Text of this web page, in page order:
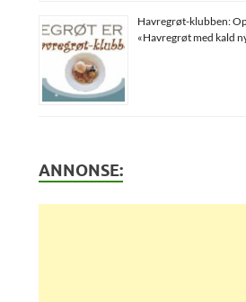
Havregrøt-klubben:
«Havregrøt med kald
ANNONSE: